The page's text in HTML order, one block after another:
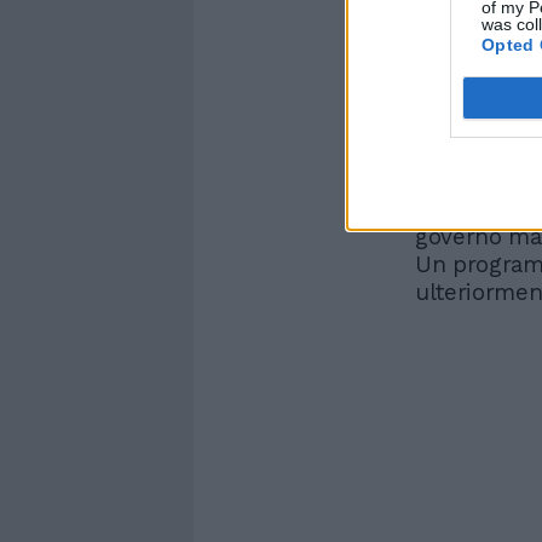
of my
was
Opted
esattoriali
A testare
il
governo
Un